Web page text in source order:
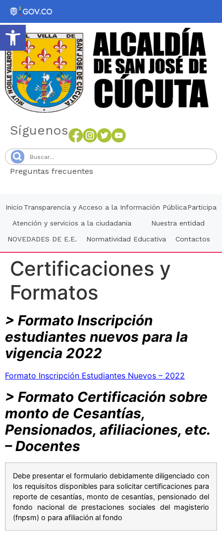
Abrir barra de herramientas
Síguenos
Preguntas frecuentes
Inicio Transparencia y Acceso a la Información PúblicaParticipa
Atención y servicios a la ciudadania
Nuestra entidad
NOVEDADES DE E.E.
Normatividad Educativa Contactos
Certificaciones y
Formatos
> Formato Inscripción
estudiantes nuevos para la
vigencia 2022
Formato Inscripción Estudiantes Nuevos – 2022
> Formato Certificación sobre
monto de Cesantías,
Pensionados, afiliaciones, etc.
– Docentes
Debe presentar el formulario debidamente diligenciado con
los requisitos disponibles para solicitar certificaciones para
reporte de cesantías, monto de cesantías, pensionado del
fondo nacional de prestaciones sociales del magisterio
(fnpsm) o para afiliación al fondo